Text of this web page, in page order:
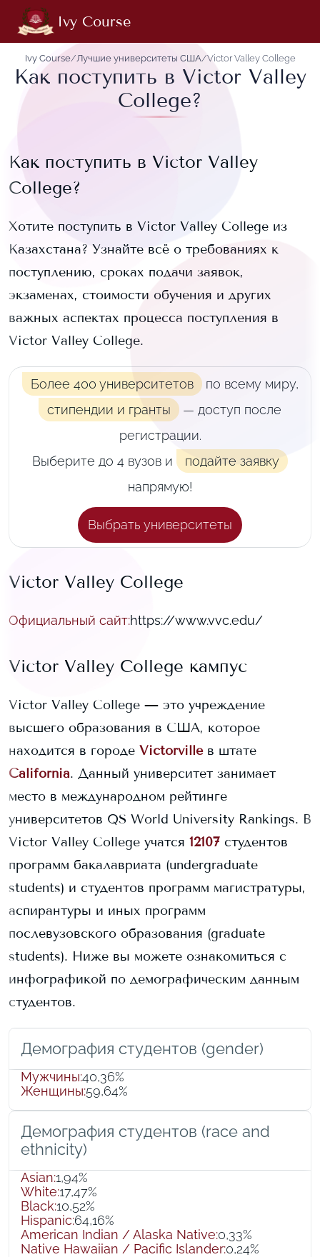
Ivy Course
Ivy Course/Лучшие университеты США/Victor Valley College
Как поступить в Victor Valley
College?
Как поступить в Victor Valley
College?
Хотите поступить в Victor Valley College из
Казахстана? Узнайте всё о требованиях к
поступлению, сроках подачи заявок,
экзаменах, стоимости обучения и других
важных аспектах процесса поступления в
Victor Valley College.
Более 400 университетов по всему миру,
стипендии и гранты
— доступ после
регистрации.
Выберите до 4 вузов и
подайте заявку
напрямую!
Выбрать университеты
Victor Valley College
Официальный сайт:https://www.vvc.edu/
Victor Valley College кампус
Victor Valley College — это учреждение
высшего образования в США, которое
находится в городе Victorville в штате
California. Данный университет занимает
место в международном рейтинге
университетов QS World University Rankings. В
Victor Valley College учатся 12107 студентов
программ бакалавриата (undergraduate
students) и студентов программ магистратуры,
аспирантуры и иных программ
послевузовского образования (graduate
students). Ниже вы можете ознакомиться с
инфографикой по демографическим данным
студентов.
Демография студентов (gender)
Мужчины:40,36%
Женщины:59,64%
Демография студентов (race and
ethnicity)
Asian:1,94%
White:17,47%
Black:10,52%
Hispanic:64,16%
American Indian / Alaska Native:0,33%
Native Hawaiian / Pacific Islander:0,24%